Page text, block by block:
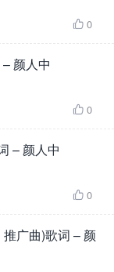
 0
颜人中
 0
– 颜人中
 0
广曲)歌词 – 颜